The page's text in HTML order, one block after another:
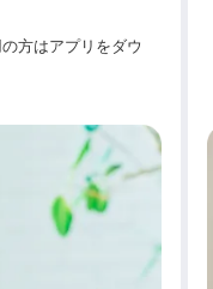
方はアプリをダウ